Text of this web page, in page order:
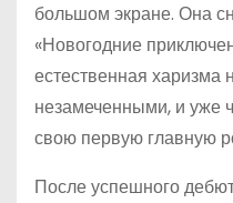
большом экране. Она
«Новогодние
естественная харизма
незамеченными, и уже
свою первую главную
После успешного